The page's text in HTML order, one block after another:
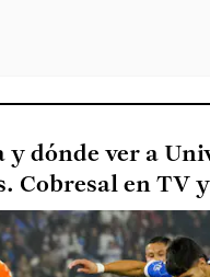
y dónde ver a
Cobresal en TV